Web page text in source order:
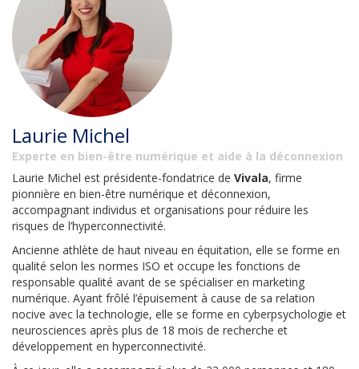
Laurie Michel
Experte en bien-être numérique et aide à la déconnexion
Laurie Michel est présidente-fondatrice de Vivala, firme
pionnière en bien-être numérique et déconnexion,
accompagnant individus et organisations pour réduire les
risques de l’hyperconnectivité.
Ancienne athlète de haut niveau en équitation, elle se forme en
qualité selon les normes ISO et occupe les fonctions de
responsable qualité avant de se spécialiser en marketing
numérique. Ayant frôlé l’épuisement à cause de sa relation
nocive avec la technologie, elle se forme en cyberpsychologie et
neurosciences après plus de 18 mois de recherche et
développement en hyperconnectivité.